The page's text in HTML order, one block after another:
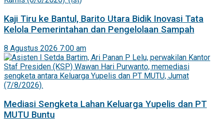
Kaji Tiru ke Bantul, Barito Utara Bidik Inovasi Tata
Kelola Pemerintahan dan Pengelolaan Sampah
8 Agustus 2026 7:00 am
Mediasi Sengketa Lahan Keluarga Yupelis dan PT
MUTU Buntu